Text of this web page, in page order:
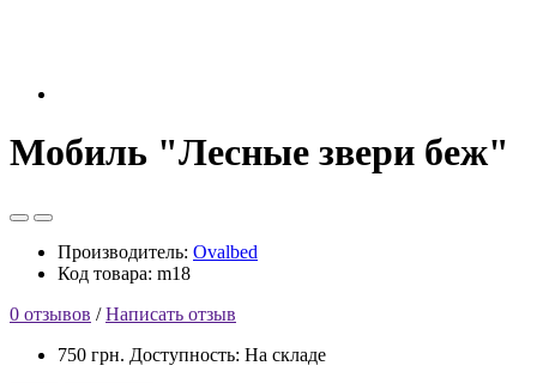
Мобиль "Лесные звери беж"
Производитель: Ovalbed
Код товара: m18
0 отзывов /Написать отзыв
750 грн. Доступность: На складе